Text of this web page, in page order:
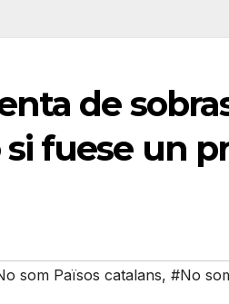
de
fuese un
som Països catalans, #No